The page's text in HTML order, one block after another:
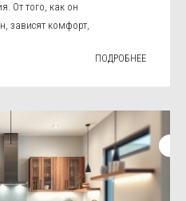
От того, как он
зависят комфорт,
ПОДРОБНЕЕ